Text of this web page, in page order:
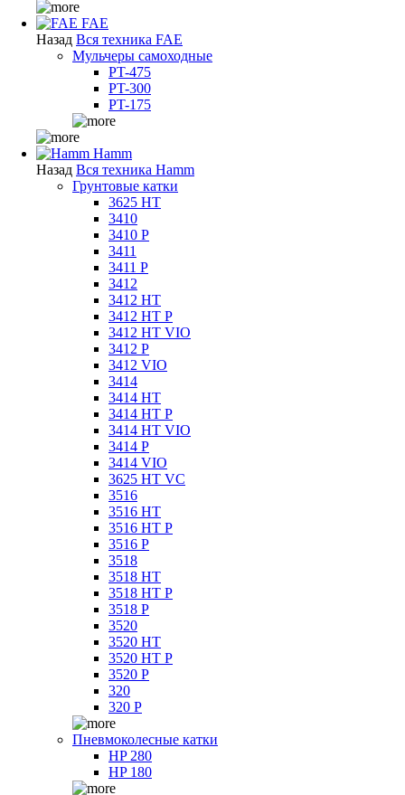
FAE
Назад Вся техника FAE
Мульчеры самоходные
PT-475
PT-300
PT-175
Hamm
Назад Вся техника Hamm
Грунтовые катки
3625 HT
3410
3410 P
3411
3411 P
3412
3412 HT
3412 HT P
3412 HT VIO
3412 P
3412 VIO
3414
3414 HT
3414 HT P
3414 HT VIO
3414 P
3414 VIO
3625 HT VC
3516
3516 HT
3516 HT P
3516 P
3518
3518 HT
3518 HT P
3518 P
3520
3520 HT
3520 HT P
3520 P
320
320 P
Пневмоколесные катки
HP 280
HP 180